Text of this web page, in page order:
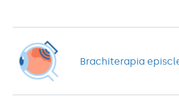
Brachiterapia